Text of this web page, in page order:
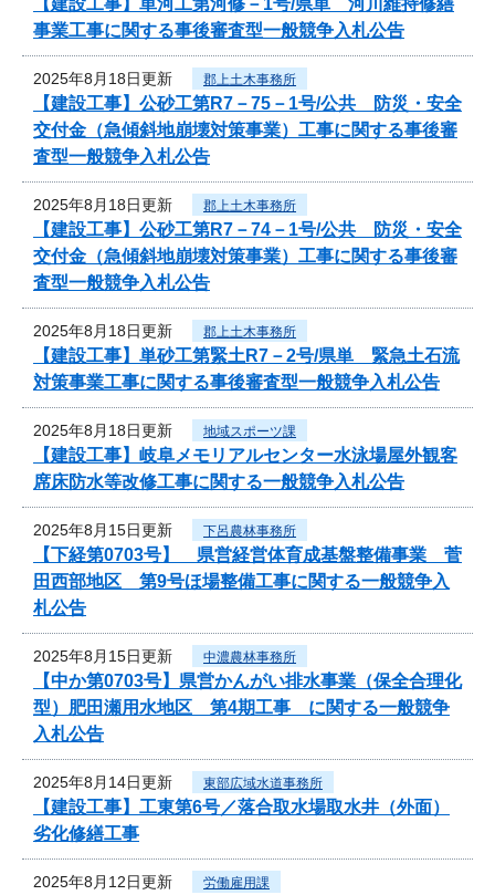
事業工事に関する事後審査型一般競争入札公告
2025年8月18日更新 郡上土木事務所
【建設工事】公砂工第R7－75－1号/公共 防災・安全
交付金（急傾斜地崩壊対策事業）工事に関する事後審
査型一般競争入札公告
2025年8月18日更新 郡上土木事務所
【建設工事】公砂工第R7－74－1号/公共 防災・安全
交付金（急傾斜地崩壊対策事業）工事に関する事後審
査型一般競争入札公告
2025年8月18日更新 郡上土木事務所
【建設工事】単砂工第緊土R7－2号/県単 緊急土石流
対策事業工事に関する事後審査型一般競争入札公告
2025年8月18日更新 地域スポーツ課
【建設工事】岐阜メモリアルセンター水泳場屋外観客
席床防水等改修工事に関する一般競争入札公告
2025年8月15日更新 下呂農林事務所
【下経第0703号】 県営経営体育成基盤整備事業 菅
田西部地区 第9号ほ場整備工事に関する一般競争入
札公告
2025年8月15日更新 中濃農林事務所
【中か第0703号】県営かんがい排水事業（保全合理化
型）肥田瀬用水地区 第4期工事 に関する一般競争
入札公告
2025年8月14日更新 東部広域水道事務所
【建設工事】工東第6号／落合取水場取水井（外面）
劣化修繕工事
2025年8月12日更新 労働雇用課